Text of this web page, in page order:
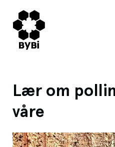
Lær om
våre